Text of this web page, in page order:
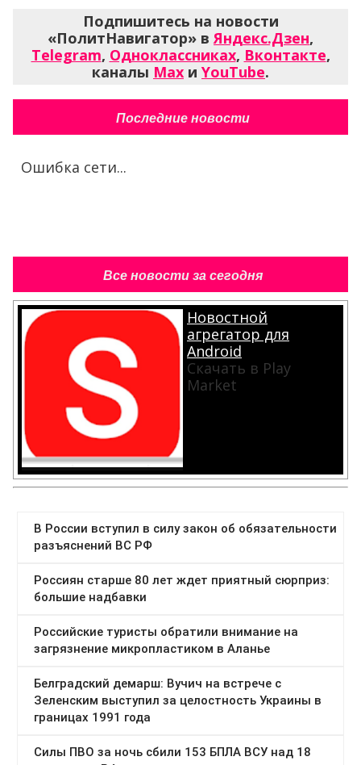
Подпишитесь на новости
«ПолитНавигатор» вЯндекс.Дзен,
Telegram, Одноклассниках, Вконтакте,
каналы Max и YouTube.
Последние новости
Ошибка сети...
Все новости за сегодня
Новостной
агрегатор для
Android
Скачать в Play
Market